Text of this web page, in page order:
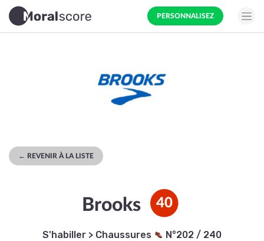
PERSONNALISEZ
← REVENIR À LA LISTE
Brooks 40
S'habiller > Chaussures N°202 / 240